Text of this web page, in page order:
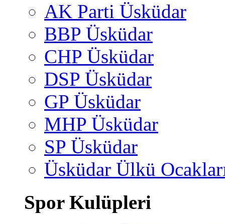
AK Parti Üsküdar
BBP Üsküdar
CHP Üsküdar
DSP Üsküdar
GP Üsküdar
MHP Üsküdar
SP Üsküdar
Üsküdar Ülkü
Spor Kulüpleri